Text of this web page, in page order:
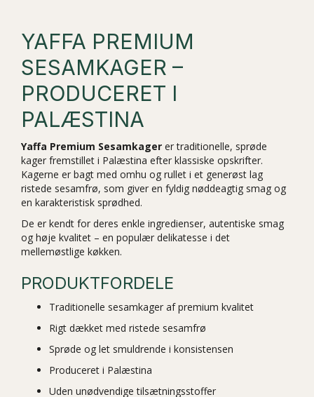
YAFFA PREMIUM
SESAMKAGER –
PRODUCERET I
PALÆSTINA
Yaffa Premium Sesamkager er traditionelle, sprøde
kager fremstillet i Palæstina efter klassiske opskrifter.
Kagerne er bagt med omhu og rullet i et generøst lag
ristede sesamfrø, som giver en fyldig nøddeagtig smag og
en karakteristisk sprødhed.
De er kendt for deres enkle ingredienser, autentiske smag
og høje kvalitet – en populær delikatesse i det
mellemøstlige køkken.
PRODUKTFORDELE
Traditionelle sesamkager af premium kvalitet
Rigt dækket med ristede sesamfrø
Sprøde og let smuldrende i konsistensen
Produceret i Palæstina
Uden unødvendige tilsætningsstoffer